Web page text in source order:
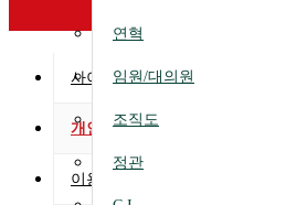
연혁
임원/대의원
조직도
정관
사이트맵
개인정보 취급방침
이용약관